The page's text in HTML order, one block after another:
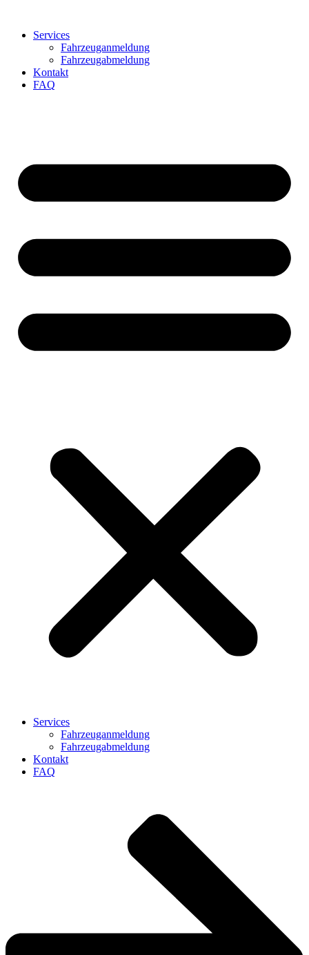
wechselnServices
Fahrzeuganmeldung
Fahrzeugabmeldung
Kontakt
FAQ
Services
Fahrzeuganmeldung
Fahrzeugabmeldung
Kontakt
FAQ